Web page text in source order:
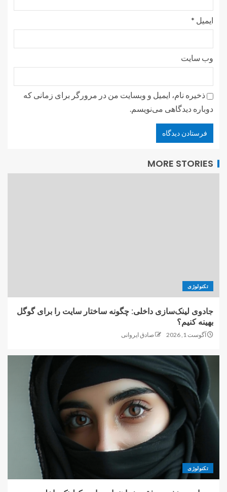
ایمیل *
وب‌ سایت
ذخیره نام، ایمیل و وبسایت من در مرورگر برای زمانی که
دوباره دیدگاهی می‌نویسم.
MORE STORIES
تکنولوژی
جادوی لینک‌سازی داخلی: چگونه ساختار سایت را برای گوگل
بهینه کنیم؟
آگوست 1, 2026 صادق ایروانی
تکنولوژی